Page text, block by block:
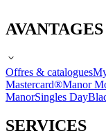
AVANTAGES
Offres & catalogues
Mastercard®Manor
ManorSingles Day
SERVICES